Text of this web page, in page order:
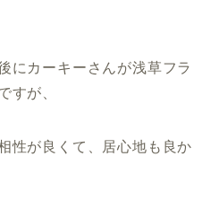
にカーキーさんが浅草フラ
すが、
性が良くて、居心地も良か